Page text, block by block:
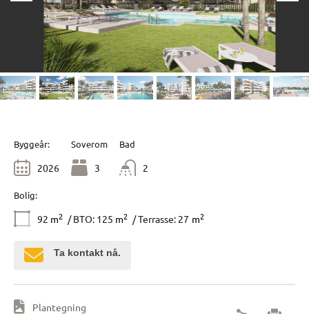
Byggeår:
2026
Soverom
3
Bad
2
Bolig:
92 m2 / BTO: 125 m2 / Terrasse: 27 m2
Ta kontakt nå.
Plantegning